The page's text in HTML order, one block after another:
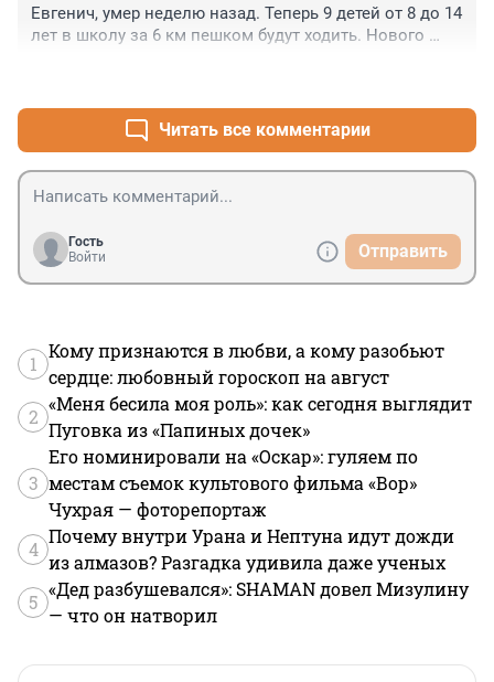
Евгенич, умер неделю назад. Теперь 9 детей от 8 до 14
лет в школу за 6 км пешком будут ходить. Нового
Читать все комментарии
Гость
Войти
Отправить
1
Кому признаются в любви, а кому разобьют
сердце: любовный гороскоп на август
2
«Меня бесила моя роль»: как сегодня выглядит
Пуговка из «Папиных дочек»
3
Его номинировали на «Оскар»: гуляем по
местам съемок культового фильма «Вор»
Чухрая — фоторепортаж
4
Почему внутри Урана и Нептуна идут дожди
из алмазов? Разгадка удивила даже ученых
5
«Дед разбушевался»: SHAMAN довел Мизулину
— что он натворил